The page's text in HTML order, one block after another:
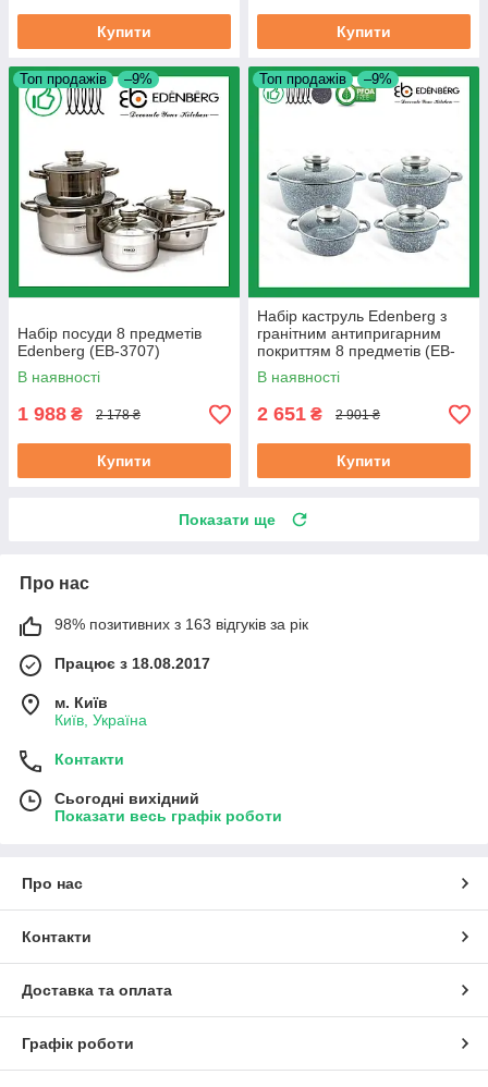
Купити Купити
Топ продажів –9%
Набір посуди 8 предметів
Edenberg (EB-3707)
В наявності
1 988 ₴ 2 178 ₴
Купити
Топ продажів –9%
Набір каструль Edenberg з
гранітним антипригарним
покриттям 8 предметів (EB-
8035)
В наявності
2 651 ₴ 2 901 ₴
Купити
Показати ще
Про нас
98% позитивних з 163 відгуків за рік
Працює з 18.08.2017
м. Київ
Київ, Україна
Контакти
Сьогодні вихідний
Показати весь графік роботи
Про нас
Контакти
Доставка та оплата
Графік роботи